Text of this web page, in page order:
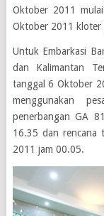
Oktober 2011
Oktober 2011 kloter
Untuk Embarkasi
dan Kalimantan
tanggal 6 Oktober
menggunakan
penerbangan GA
16.35 dan rencana
2011 jam 00.05.